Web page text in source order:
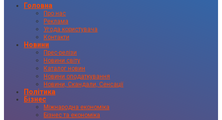
Головна
Про нас
Реклама
Угода користувача
Контакти
Новини
Прес-релізи
Новини світу
Каталог новин
Новини оподаткування
Новини, Скандали, Сенсації
Політика
Бізнес
Міжнародна економіка
Бізнес та економіка